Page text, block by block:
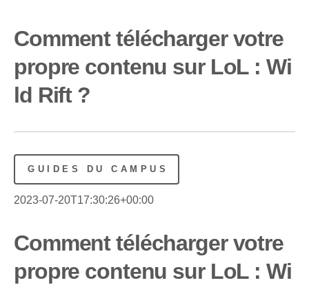
Comment télécharger votre
propre contenu sur LoL : Wi
ld Rift ?
GUIDES DU CAMPUS
2023-07-20T17:30:26+00:00
Comment télécharger votre
propre contenu sur LoL : Wi